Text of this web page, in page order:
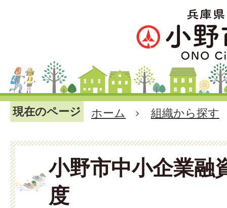
現在のページ ホーム 組織から探す
小野市中小企業融
度